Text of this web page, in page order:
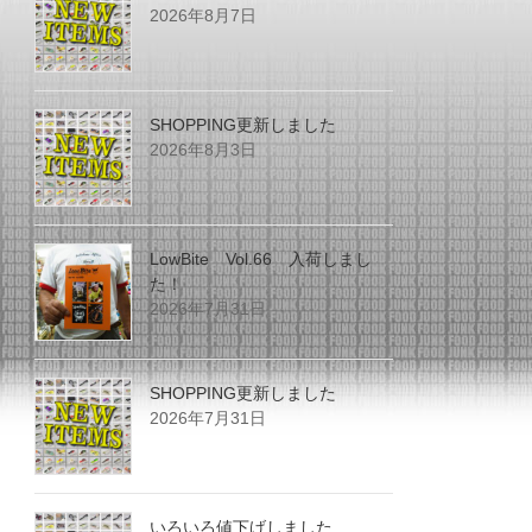
2026年8月7日
SHOPPING更新しました
2026年8月3日
LowBite Vol.66 入荷しまし
た！
2026年7月31日
SHOPPING更新しました
2026年7月31日
いろいろ値下げしました